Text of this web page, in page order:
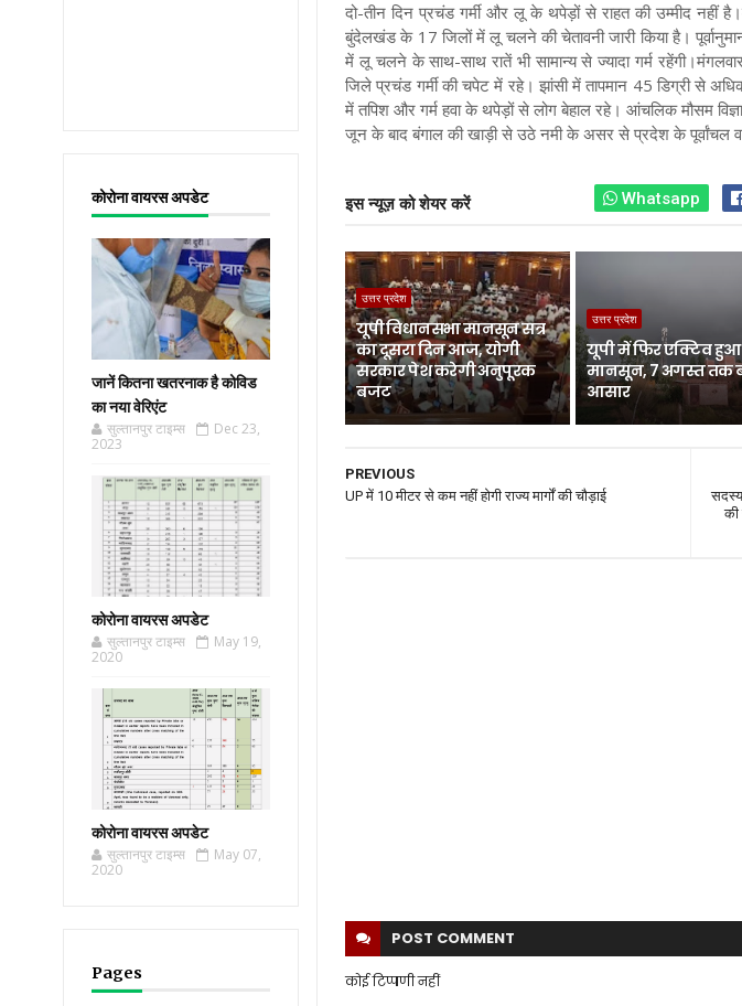
कोरोना वायरस अपडेट
जानें कितना खतरनाक है कोविड
का नया वेरिएंट
सुल्तानपुर टाइम्स
Dec 23,
2023
कोरोना वायरस अपडेट
सुल्तानपुर टाइम्स
May 19,
2020
कोरोना वायरस अपडेट
सुल्तानपुर टाइम्स
May 07,
2020
Pages
दो-तीन दिन प्रचंड गर्मी और लू के थपेड़ों से राहत की उम्मीद नहीं है।
बुंदेलखंड के 17 जिलों में लू चलने की चेतावनी जारी किया है।
में लू चलने के साथ-साथ रातें भी सामान्य से ज्यादा गर्म रहेंगी।
जिले प्रचंड गर्मी की चपेट में रहे। झांसी में तापमान 45 डिग्री से अधिक
में तपिश और गर्म हवा के थपेड़ों से लोग बेहाल रहे। आंचलिक मौसम
जून के बाद बंगाल की खाड़ी से उठे नमी के असर से प्रदेश के पूर्वांचल व
इस न्यूज़ को शेयर करें Whatsapp
उत्तर प्रदेश
यूपी विधानसभा मानसून सत्र
का दूसरा दिन आज, योगी
सरकार पेश करेगी अनुपूरक
बजट
उत्तर प्रदेश
यूपी में फिर एक्टिव हुआ
मानसून, 7 अगस्त तक
आसार
की
PREVIOUS
UP में 10 मीटर से कम नहीं होगी राज्य मार्गों की चौड़ाई
POST COMMENT
कोई टिप्पणी नहीं